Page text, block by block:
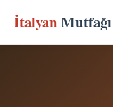
İtalyan Mutfağı